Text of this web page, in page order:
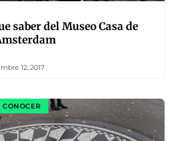
saber del Museo Casa de
12, 2017
CONOCER